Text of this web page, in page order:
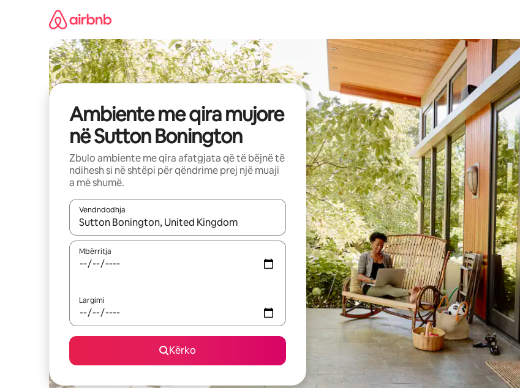
Ambiente me qira mujore
në Sutton Bonington
Zbulo ambiente me qira afatgjata që të bëjnë të
ndihesh si në shtëpi për qëndrime prej një muaji
a më shumë.
Vendndodhja
Kur rezultatet të jenë të disponueshme, lëviz me butonat e shigjetave lart e poshtë ose eksploro duke prekur
Mbërritja
Largimi
Kërko